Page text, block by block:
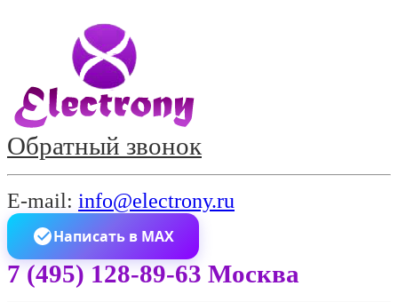
Обратный звонок
E-mail: info@electrony.ru
Написать в MAX
7 (495) 128-89-63 Москва